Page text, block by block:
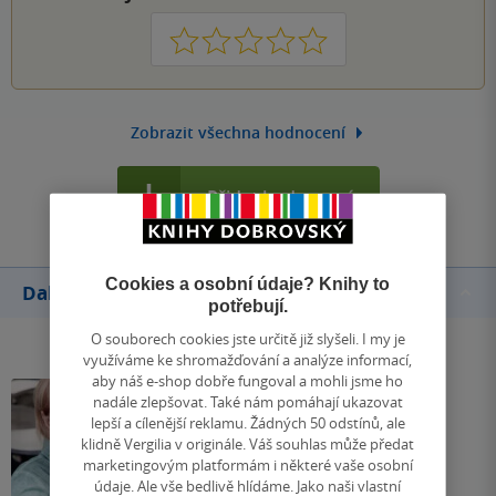
1 2 3 4 5
Zobrazit všechna hodnocení
Přidat hodnocení
Další knihy autoraCookies a osobní údaje? Knihy to
potřebují.
O souborech cookies jste určitě již slyšeli. I my je
využíváme ke shromažďování a analýze informací,
aby náš e-shop dobře fungoval a mohli jsme ho
nadále zlepšovat. Také nám pomáhají ukazovat
lepší a cílenější reklamu. Žádných 50 odstínů, ale
klidně Vergilia v originále. Váš souhlas může předat
marketingovým platformám i některé vaše osobní
údaje. Ale vše bedlivě hlídáme. Jako naši vlastní